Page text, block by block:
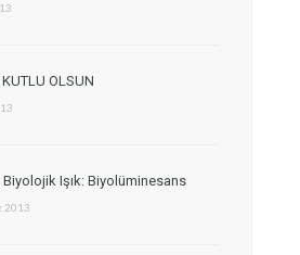
OLSUN
Biyolojik Işık: Biyolüminesans
2013